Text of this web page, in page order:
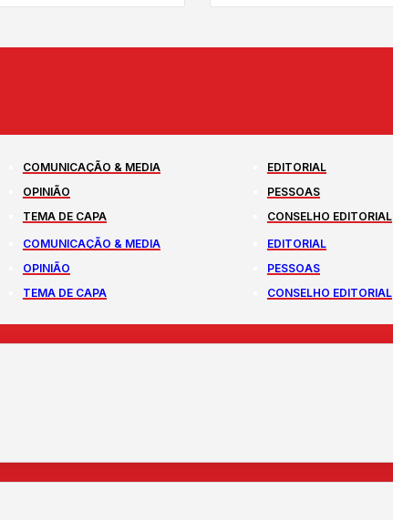
COMUNICAÇÃO & MEDIA EDITORIAL
OPINIÃO PESSOAS
TEMA DE CAPA
CONSELHO EDITORIAL
COMUNICAÇÃO & MEDIA EDITORIAL
OPINIÃO PESSOAS
TEMA DE CAPA CONSELHO EDITORIAL